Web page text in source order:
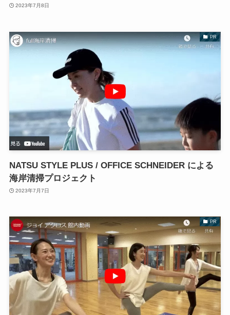
2023年7月8日
PR
NATSU STYLE PLUS / OFFICE SCHNEIDER による
海岸清掃プロジェクト
2023年7月7日
PR